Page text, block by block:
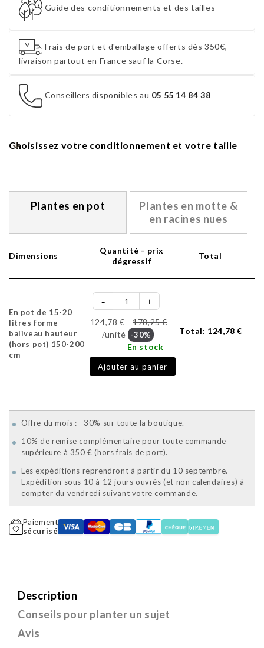
Guide des conditionnements et des tailles
Frais de port et d'emballage offerts dès 350€,
livraison partout en France sauf la Corse.
Conseillers disponibles au 05 55 14 84 38
Choisissez votre conditionnement et votre taille
Plantes en pot
Plantes en motte &
en racines nues
Dimensions
Quantité - prix
dégressif
Total
En pot de 15-20
litres forme
baliveau hauteur
(hors pot) 150-200
cm
124,78 €
178,25 €
/unité -30%
En stock
Ajouter au panier
Total: 124,78 €
Offre du mois : –30% sur toute la boutique.
10% de remise complémentaire pour toute commande
supérieure à 350 € (hors frais de port).
Les expéditions reprendront à partir du 10 septembre.
Expédition sous 10 à 12 jours ouvrés (et non calendaires) à
compter du vendredi suivant votre commande.
Paiement
sécurisé
Description
Conseils pour planter un sujet
Avis